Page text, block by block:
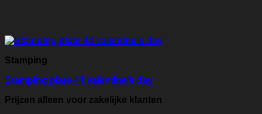
Stamping
Stamping plate 44 valentine’s day
Prijzen alleen voor zakelijke klanten